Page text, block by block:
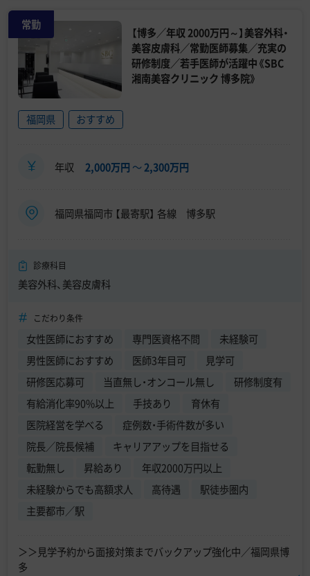
常勤
【博多／年収 2000万円～】美容外科・
美容皮膚科／常勤医師募集／充実の
研修制度／若手医師が活躍中《SBC
湘南美容クリニック 博多院》
福岡県 おすすめ
年収 2,000万円 〜2,300万円
福岡県福岡市 【最寄駅】 各線 博多駅
診療科目
美容外科、美容皮膚科
こだわり条件
女性医師におすすめ 専門医資格不問
未経験可
男性医師におすすめ
医師3年目可
見学可
研修医応募可
当直無し・オンコール無し
研修制度有
有給消化率90%以上
手技あり
育休有
医院経営を学べる
症例数・手術件数が多い
院長／院長候補
キャリアアップを目指せる
転勤無し
昇給あり
年収2000万円以上
未経験からでも高額求人
高待遇
駅徒歩圏内
主要都市／駅
＞＞見学予約から面接対策までバックアップ強化中／福岡県博
多